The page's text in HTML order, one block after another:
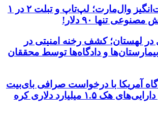
حراج شگفت‌انگیز وال‌مارت؛ لپ‌تاپ و تبلت ۲ در ۱
تنها ۹۰ دلار!
لهستان؛ کشف رخنه امنیتی در
بیمارستان‌ها و دادگاه‌ها توسط محققان
آمریکا با درخواست صرافی بای‌بیت
برای ردیابی دارایی‌های هک ۱.۵ میلیارد دلاری کره